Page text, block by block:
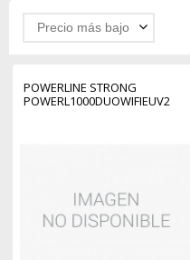
Precio más bajo
POWERLINE STRONG
POWERL1000DUOWIFIEUV2